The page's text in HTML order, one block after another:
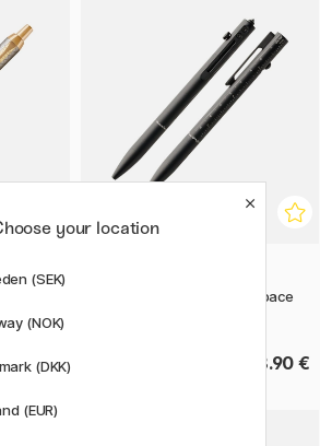
69.20 €
Measure Twice Tactical Space
88.90 €
your location
(SEK)
(NOK)
(DKK)
(EUR)